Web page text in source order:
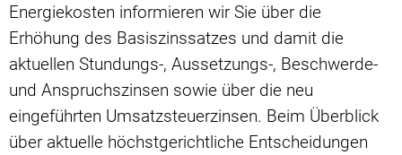
Energiekosten informieren wir Sie über die
Erhöhung des Basiszinssatzes und damit die
aktuellen Stundungs-, Aussetzungs-, Beschwerde-
und Anspruchszinsen sowie über die neu
eingeführten Umsatzsteuerzinsen. Beim Überblick
über aktuelle höchstgerichtliche Entscheidungen